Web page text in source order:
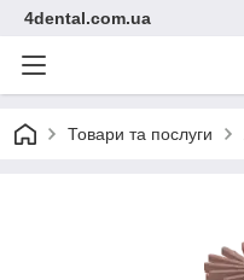
4dental.com.ua
Товари та послуги